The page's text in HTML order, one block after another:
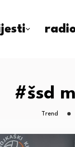
#šsd
Trend